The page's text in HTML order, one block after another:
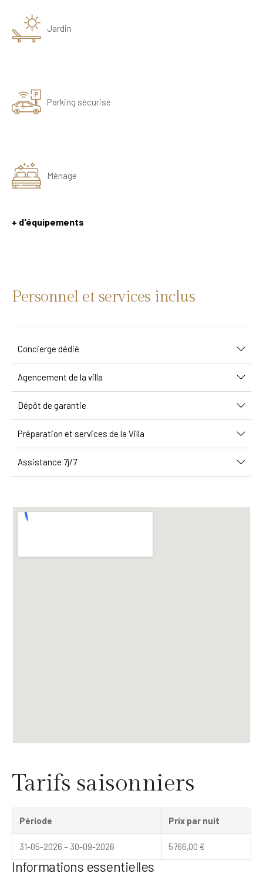
Jardin
Parking sécurisé
Ménage
+ d'équipements
Personnel et services inclus
Concierge dédié
Agencement de la villa
Dépôt de garantie
Préparation et services de la Villa
Assistance 7j/7
Tarifs saisonniers
Période Prix par nuit
31-05-2026 – 30-09-2026 5766,00 €
Informations essentielles